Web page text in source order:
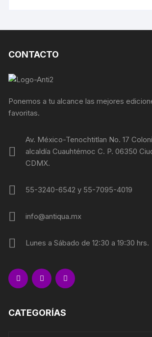
CONTACTO
Ponemos a tu alcance las mejores
favoritas.
Av. México-Tenochtitlan No. 17
alcaldía Cuauhtémoc C. P. 06350
CDMX.
55-3240-6542 y 55-7095-4019
info@antiqua.mx
Lunes a Sábado de 12:30 a 19:30 hrs.
CATEGORÍAS